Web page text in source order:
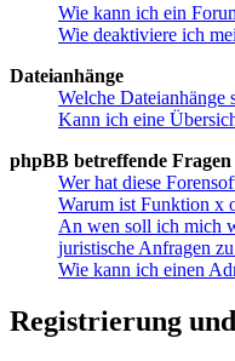
Wie kann ich ein
Wie deaktiviere ich
Dateianhänge
Welche Dateianhänge
Kann ich eine
phpBB betreffende Fragen
Wer hat diese
Warum ist Funktion x
An wen soll ich mich
juristische Anfragen
Wie kann ich einen
Registrierung